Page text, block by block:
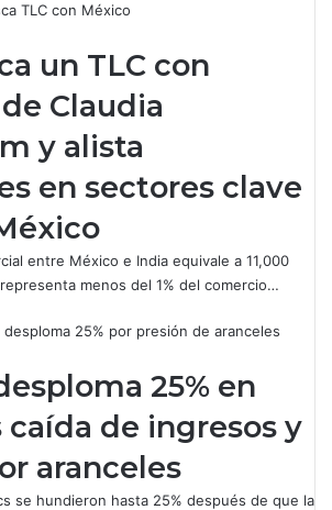
un TLC con
Claudia
y alista
en sectores clave
entre México e India equivale a 11,000
menos del 1% del comercio…
25% en
caída de ingresos y
aranceles
se hundieron hasta 25% después de que la